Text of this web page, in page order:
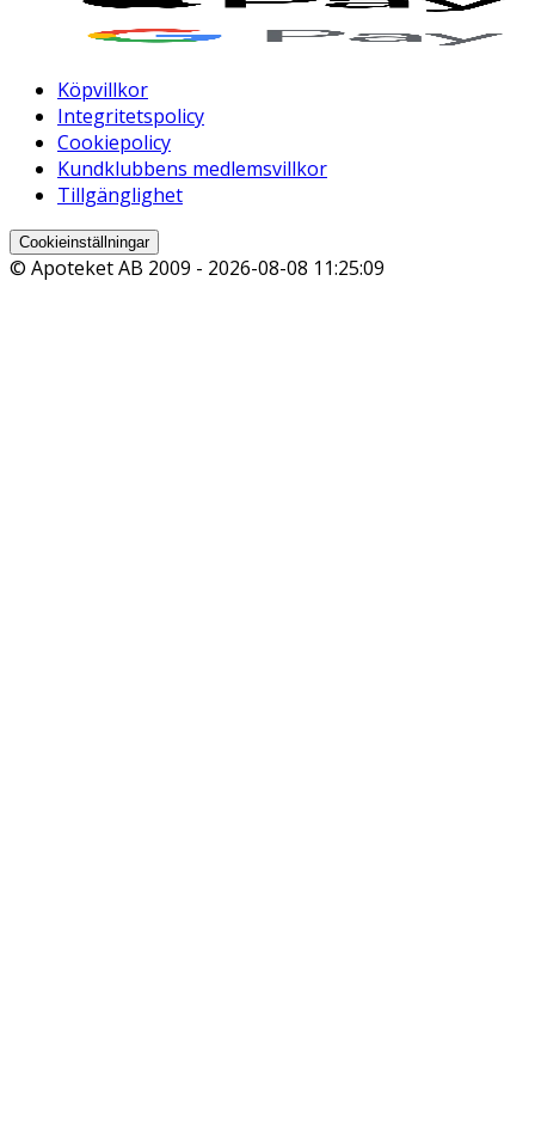
Köpvillkor
Integritetspolicy
Cookiepolicy
Kundklubbens medlemsvillkor
Tillgänglighet
Cookieinställningar
© Apoteket AB 2009 - 2026-08-08 11:25:09